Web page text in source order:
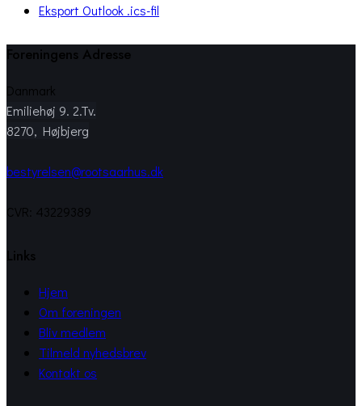
Eksport Outlook .ics-fil
Foreningens Adresse
Danmark
Emiliehøj 9. 2.Tv.
8270, Højbjerg
bestyrelsen@rootsaarhus.dk
CVR: 43229389
Links
Hjem
Om foreningen
Bliv medlem
Tilmeld nyhedsbrev
Kontakt os